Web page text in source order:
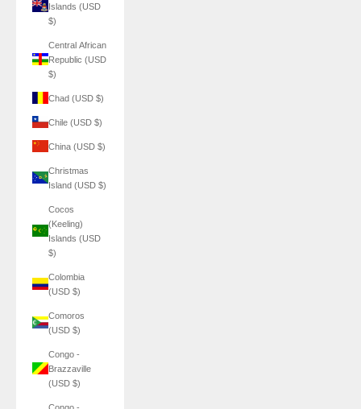
Islands (USD
$)
Central African
Republic (USD
$)
Chad (USD $)
Chile (USD $)
China (USD $)
Christmas
Island (USD $)
Cocos
(Keeling)
Islands (USD
$)
Colombia
(USD $)
Comoros
(USD $)
Congo -
Brazzaville
(USD $)
Congo -